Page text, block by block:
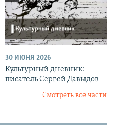
30 ИЮНЯ 2026
Культурный дневник:
писатель Сергей Давыдов
Смотреть все части